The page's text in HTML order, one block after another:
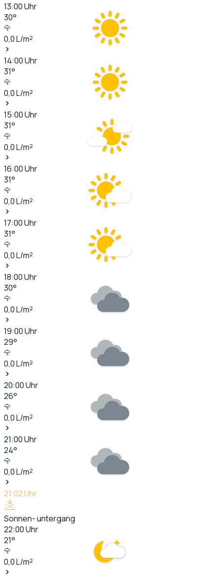
13:00Uhr
30°
0,0L/m²
14:00Uhr
31°
0,0L/m²
15:00Uhr
31°
0,0L/m²
16:00Uhr
31°
0,0L/m²
17:00Uhr
31°
0,0L/m²
18:00Uhr
30°
0,0L/m²
19:00Uhr
29°
0,0L/m²
20:00Uhr
26°
0,0L/m²
21:00Uhr
24°
0,0L/m²
21:02Uhr
Sonnen- untergang
22:00Uhr
21°
0,0L/m²